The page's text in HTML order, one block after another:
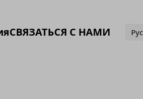
СВЯЗАТЬСЯ С НАМИ